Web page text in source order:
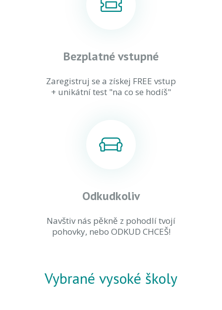
Bezplatné vstupné
Zaregistruj se a získej FREE vstup
+ unikátní test "na co se hodíš"
Odkudkoliv
Navštiv nás pěkně z pohodlí tvojí
pohovky, nebo ODKUD CHCEŠ!
Vybrané vysoké školy